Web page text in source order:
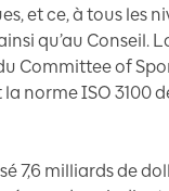
et ce, à tous les
qu’au Conseil.
Committee of
norme ISO 3100
7,6 milliards de